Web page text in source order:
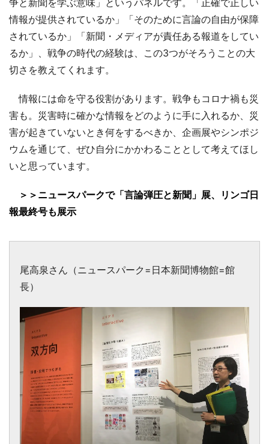
情報が提供されているか」「そのために言論の自由が保障
されているか」「新聞・メディアが責任ある報道をしてい
るか」、戦争の時代の経験は、この3つがそろうことの大
切さを教えてくれます。
情報には命を守る役割があります。戦争もコロナ禍も災
害も。災害時に確かな情報をどのように手に入れるか、災
害が起きていないとき何をするべきか、企画展やシンポジ
ウムを通じて、ぜひ自分にかかわることとして考えてほし
いと思っています。
＞＞ニュースパークで「言論弾圧と新聞」展、リンゴ日
報最終号も展示
尾高泉さん（ニュースパーク=日本新聞博物館=館
長）